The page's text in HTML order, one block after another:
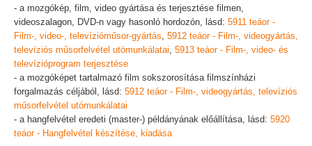
- a mozgókép, film, video gyártása és terjesztése filmen,
videoszalagon, DVD-n vagy hasonló hordozón, lásd: 5911 teáor -
Film-, video-, televízióműsor-gyártás, 5912 teáor - Film-, videogyártás,
televíziós műsorfelvétel utómunkálatai, 5913 teáor - Film-, video- és
televízióprogram terjesztése
- a mozgóképet tartalmazó film sokszorosítása filmszínházi
forgalmazás céljából, lásd: 5912 teáor - Film-, videogyártás, televíziós
műsorfelvétel utómunkálatai
- a hangfelvétel eredeti (master-) példányának előállítása, lásd: 5920
teáor - Hangfelvétel készítése, kiadása